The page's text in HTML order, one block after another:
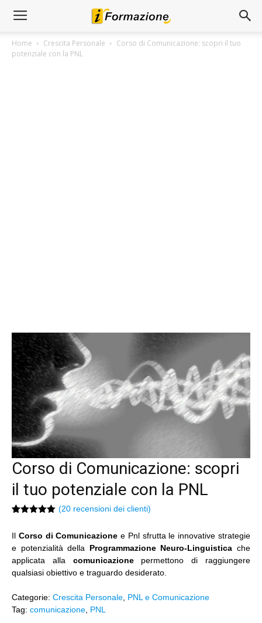
Home Crescita Personale
Corso di Comunicazione: scopri il tuo
potenziale con la PNL
Corso di Comunicazione: scopri
il tuo potenziale con la PNL
su base
di
recensioni
(20recensioni dei clienti)
Il Corso di Comunicazione e Pnl sfrutta le innovative strategie
e potenzialità della Programmazione Neuro-Linguisticache
applicata alla comunicazione permettono di raggiungere
qualsiasi obiettivo e traguardo desiderato.
Categorie: Crescita Personale PNL e Comunicazione
Tag: comunicazione PNL